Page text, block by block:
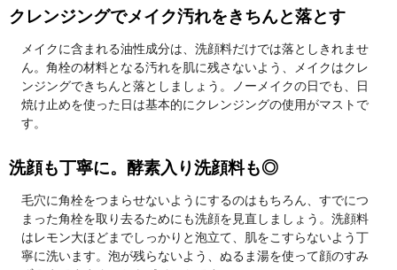
クレンジングでメイク汚れをきちんと落とす
メイクに含まれる油性成分は、洗顔料だけでは落としきれませ
ん。角栓の材料となる汚れを肌に残さないよう、メイクはクレ
ンジングできちんと落としましょう。ノーメイクの日でも、日
焼け止めを使った日は基本的にクレンジングの使用がマストで
す。
洗顔も丁寧に。酵素入り洗顔料も◎
毛穴に角栓をつまらせないようにするのはもちろん、すでにつ
まった角栓を取り去るためにも洗顔を見直しましょう。洗顔料
はレモン大ほどまでしっかりと泡立て、肌をこすらないよう丁
寧に洗います。泡が残らないよう、ぬるま湯を使って顔のすみ